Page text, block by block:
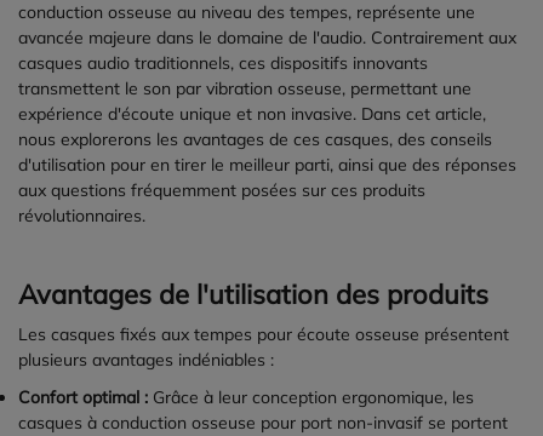
conduction osseuse au niveau des tempes, représente une
avancée majeure dans le domaine de l'audio. Contrairement aux
casques audio traditionnels, ces dispositifs innovants
transmettent le son par vibration osseuse, permettant une
expérience d'écoute unique et non invasive. Dans cet article,
nous explorerons les avantages de ces casques, des conseils
d'utilisation pour en tirer le meilleur parti, ainsi que des réponses
aux questions fréquemment posées sur ces produits
révolutionnaires.
Avantages de l'utilisation des produits
Les casques fixés aux tempes pour écoute osseuse présentent
plusieurs avantages indéniables :
Confort optimal : Grâce à leur conception ergonomique, les
casques à conduction osseuse pour port non-invasif se portent